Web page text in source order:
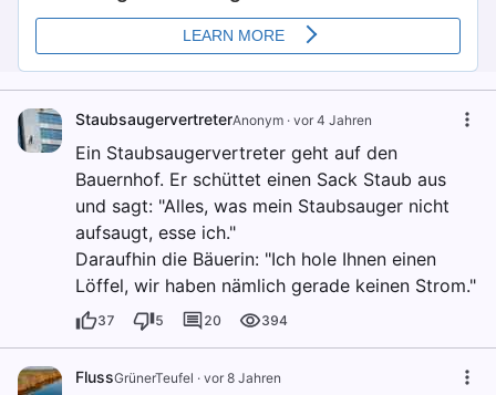
StaubsaugervertreterAnonym · vor 4 Jahren
Ein Staubsaugervertreter geht auf den
Bauernhof. Er schüttet einen Sack Staub aus
und sagt: "Alles, was mein Staubsauger nicht
aufsaugt, esse ich."
Daraufhin die Bäuerin: "Ich hole Ihnen einen
Löffel, wir haben nämlich gerade keinen Strom."
37 5 20 394
FlussGrünerTeufel · vor 8 Jahren